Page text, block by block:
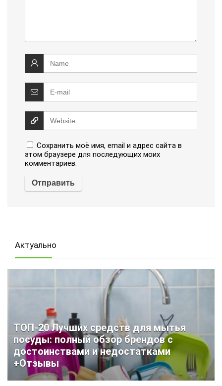
Сохранить моё имя, email и адрес сайта в
этом браузере для последующих моих
комментариев.
Актуально
ТОП-20 Лучших средств для мытья
посуды: полный обзор брендов с
достоинствами и недостатками
+Отзывы